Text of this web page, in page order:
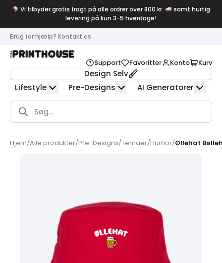
Vi tilbyder gratis fragt på alle ordrer over 800 kr.
samt hurtig
levering på kun 3-5 hverdage!
Brug for hjælp? Kontakt os
Support Favoritter Konto Kurv
Design Selv
Lifestyle
Pre-Designs AI Generatorer
Products
search
Hjem/Alle produkter/Pre-Designs/Temaer/Humor/Øllehat